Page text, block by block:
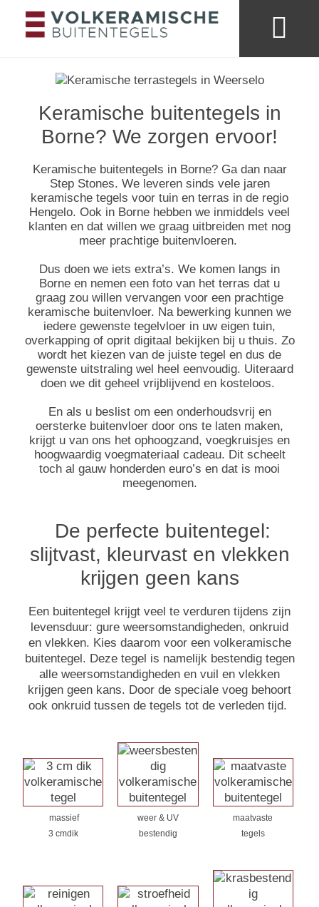
Keramische buitentegels in
Borne? We zorgen ervoor!
Keramische buitentegels in Borne? Ga dan naar
Step Stones. We leveren sinds vele jaren
keramische tegels voor tuin en terras in de regio
Hengelo. Ook in Borne hebben we inmiddels veel
klanten en dat willen we graag uitbreiden met nog
meer prachtige buitenvloeren.
Dus doen we iets extra’s. We komen langs in
Borne en nemen een foto van het terras dat u
graag zou willen vervangen voor een prachtige
keramische buitenvloer. Na bewerking kunnen we
iedere gewenste tegelvloer in uw eigen tuin,
overkapping of oprit digitaal bekijken bij u thuis. Zo
wordt het kiezen van de juiste tegel en dus de
gewenste uitstraling wel heel eenvoudig. Uiteraard
doen we dit geheel vrijblijvend en kosteloos.
En als u beslist om een onderhoudsvrij en
oersterke buitenvloer door ons te laten maken,
krijgt u van ons het ophoogzand, voegkruisjes en
hoogwaardig voegmateriaal cadeau. Dit scheelt
toch al gauw honderden euro’s en dat is mooi
meegenomen.
De perfecte buitentegel:
slijtvast, kleurvast en vlekken
krijgen geen kans
Een buitentegel krijgt veel te verduren tijdens zijn
levensduur: gure weersomstandigheden, onkruid
en vlekken. Kies daarom voor een volkeramische
buitentegel. Deze tegel is namelijk bestendig tegen
alle weersomstandigheden en vuil en vlekken
krijgen geen kans. Door de speciale voeg behoort
ook onkruid tussen de tegels tot de verleden tijd.
massief
3 cmdik
weer & UV
bestendig
maatvaste
tegels